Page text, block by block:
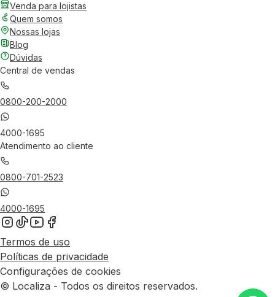
Venda para lojistas
Quem somos
Nossas lojas
Blog
Dúvidas
Central de vendas
0800-200-2000
4000-1695
Atendimento ao cliente
0800-701-2523
4000-1695
Termos de uso
Políticas de privacidade
Configurações de cookies
© Localiza - Todos os direitos reservados.